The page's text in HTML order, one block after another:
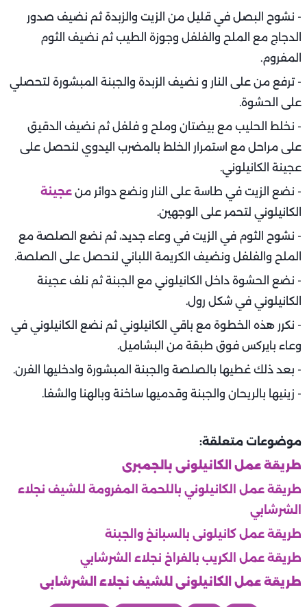
- نشوح البصل في قليل من الزيت والزبدة ثم نضيف صدور
الدجاج مع الملح والفلفل وجوزة الطيب ثم نضيف الثوم
المفروم.
- ترفع من على النار و نضيف الزبدة والجبنة المبشورة لتحصلي
على الحشوة.
- نخلط الحليب مع بيضتان وملح و فلفل ثم نضيف الدقيق
على مراحل مع استمرار الخلط بالمضرب اليدوي لنحصل على
عجينة الكانيلوني.
- نضع الزيت في طاسة على النار ونضع دوائر من عجينة
الكانيلوني لتحمر على الوجهين.
- نشوح الثوم في الزيت في وعاء جديد، ثم نضع الصلصة مع
الملح والفلفل ونضيف الكريمة اللباني لنحصل على الصلصة.
- نضع الحشوة داخل الكانيلوني مع الجبنة ثم نلف عجينة
الكانيلوني في شكل رول.
- نكرر هذه الخطوة مع باقي الكانيلوني ثم نضع الكانيلوني في
وعاء بايركس فوق طبقة من البشاميل.
- بعد ذلك غطيها بالصلصة والجبنة المبشورة وادخليها الفرن.
- زينيها بالريحان والجبنة وقدميها ساخنة وبالهنا والشفا.
موضوعات متعلقة:
طريقة عمل الكانيلونى بالجمبرى
طريقة عمل الكانيلوني باللحمة المفرومة للشيف نجلاء
الشرشابي
طريقة عمل كانيلونى بالسبانخ والجبنة
طريقة عمل الكريب بالفراخ نجلاء الشرشابي
طريقة عمل الكانيلونى للشيف نجلاء الشرشابى